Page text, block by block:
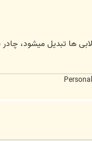
ها تبدیل میشود،